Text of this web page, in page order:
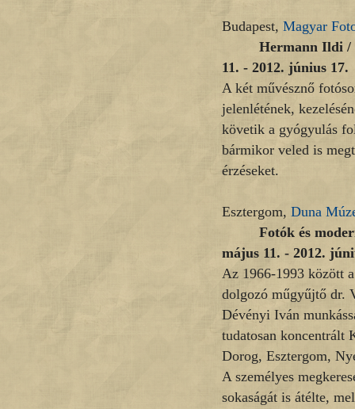
Budapest, Magyar
Hermann Ildi /
11. - 2012. június 17.
A két művésznő
jelenlétének,
követik a gyógyulás
bármikor veled is
érzéseket.
Esztergom, Duna
Fotók és
május 11. - 2012.
Az 1966-1993 között
dolgozó műgyűjtő dr.
Dévényi Iván
tudatosan koncentrált
Dorog, Esztergom,
A személyes
sokaságát is átélte,